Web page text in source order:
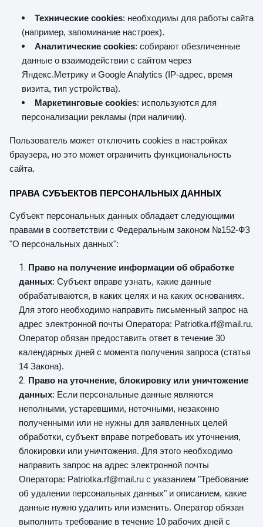
Технические cookies: необходимы для работы сайта
(например, запоминание настроек).
Аналитические cookies: собирают обезличенные
данные о взаимодействии с сайтом через
Яндекс.Метрику и Google Analytics (IP-адрес, время
визита, тип устройства).
Маркетинговые cookies: используются для
персонализации рекламы (при наличии).
Пользователь может отключить cookies в настройках
браузера, но это может ограничить функциональность
сайта.
ПРАВА СУБЪЕКТОВ ПЕРСОНАЛЬНЫХ ДАННЫХ
Субъект персональных данных обладает следующими
правами в соответствии с Федеральным законом №152-ФЗ
"О персональных данных":
Право на получение информации об обработке
данных: Субъект вправе узнать, какие данные
обрабатываются, в каких целях и на каких основаниях.
Для этого необходимо направить письменный запрос на
адрес электронной почты Оператора: Patriotka.rf@mail.ru.
Оператор обязан предоставить ответ в течение 30
календарных дней с момента получения запроса (статья
14 Закона).
Право на уточнение, блокировку или уничтожение
данных: Если персональные данные являются
неполными, устаревшими, неточными, незаконно
полученными или не нужны для заявленных целей
обработки, субъект вправе потребовать их уточнения,
блокировки или уничтожения. Для этого необходимо
направить запрос на адрес электронной почты
Оператора: Patriotka.rf@mail.ru с указанием "Требование
об удалении персональных данных" и описанием, какие
данные нужно удалить или изменить. Оператор обязан
выполнить требование в течение 10 рабочих дней с